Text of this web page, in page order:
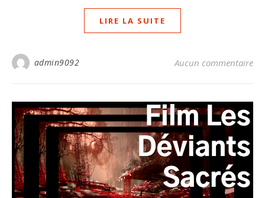
LIRE LA SUITE
admin9092 Aucun commentaire